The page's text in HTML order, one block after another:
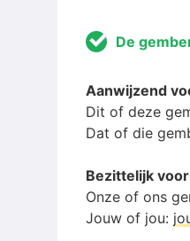
De
Aanwijzend
Dit of deze
Dat of die
Bezittelijk
Onze of ons
Jouw of jou: